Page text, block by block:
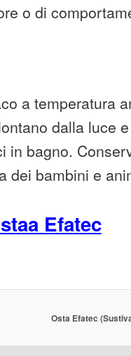
o di
a temperatura
dalla luce
in bagno.
dei bambini e
Efatec
Osta Efatec